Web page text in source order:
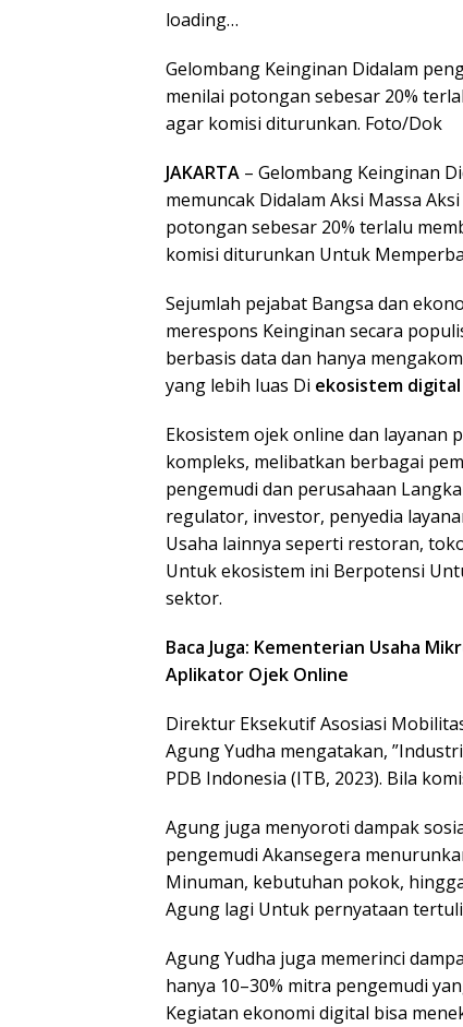
loading…
Gelombang Keinginan Didalam
menilai potongan sebesar 20%
agar komisi diturunkan. Foto/Dok
JAKARTA – Gelombang Keinginan
memuncak Didalam Aksi Massa
potongan sebesar 20% terlalu
komisi diturunkan Untuk
Sejumlah pejabat Bangsa dan
merespons Keinginan secara
berbasis data dan hanya
yang lebih luas Di ekosistem digital
Ekosistem ojek online dan layanan
kompleks, melibatkan berbagai
pengemudi dan perusahaan
regulator, investor, penyedia
Usaha lainnya seperti restoran,
Untuk ekosistem ini Berpotensi
sektor.
Baca Juga: Kementerian Usaha
Aplikator Ojek Online
Direktur Eksekutif Asosiasi
Agung Yudha mengatakan,
PDB Indonesia (ITB, 2023). Bila
Agung juga menyoroti dampak
pengemudi Akansegera
Minuman, kebutuhan pokok,
Agung lagi Untuk pernyataan
Agung Yudha juga memerinci
hanya 10–30% mitra pengemudi
Kegiatan ekonomi digital bisa